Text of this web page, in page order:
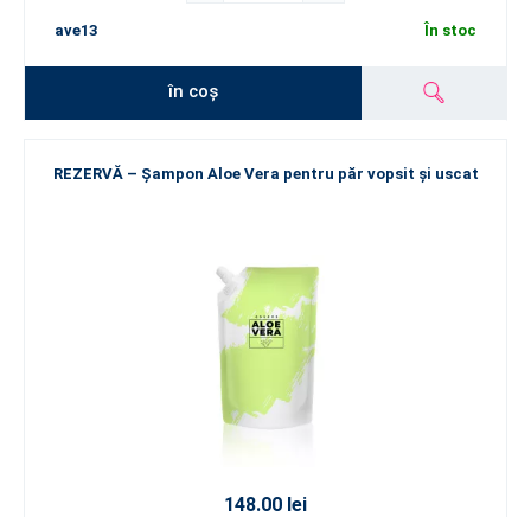
ave13 În stoc
în coș
REZERVĂ – Șampon Aloe Vera pentru păr vopsit și uscat
148.00 lei